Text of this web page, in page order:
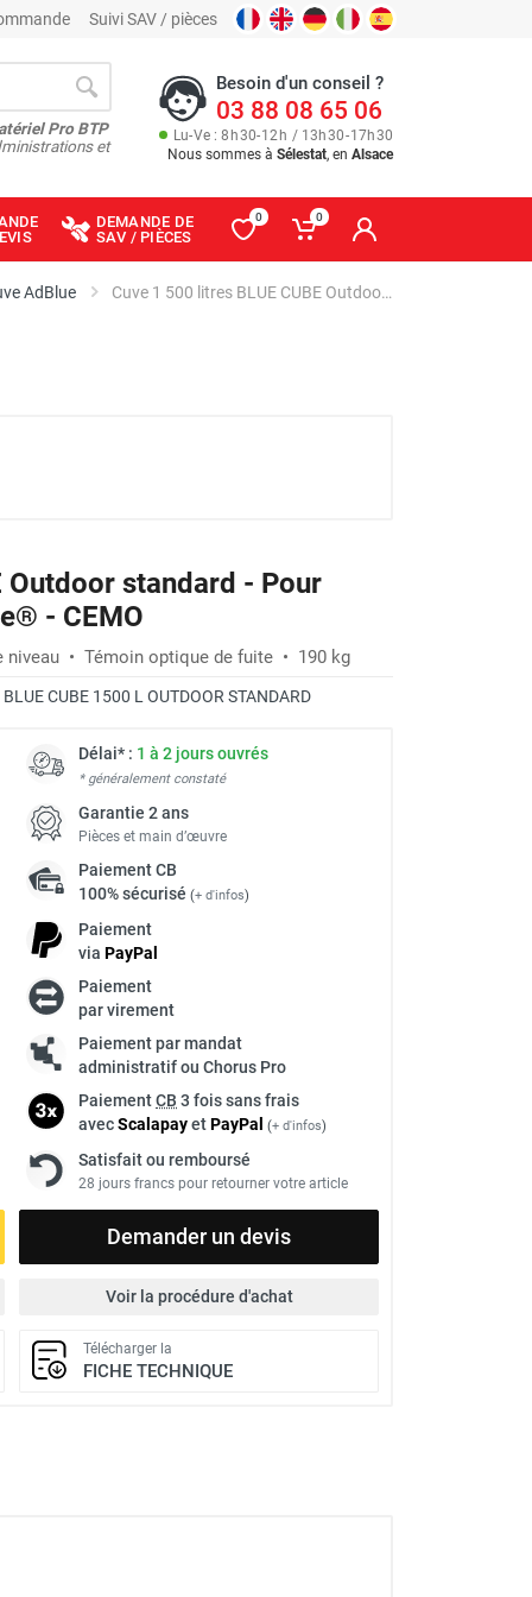
Suivi SAV / pièces
Pro BTP
et
Besoin d'un conseil ?
03 88 08 65 06
Lu-Ve : 8h30-12h / 13h30-17h30
Nous sommes à Sélestat, en Alsace
DEMANDE DE
SAV / PIÈCES
0 0
AdBlue Cuve 1 500 litres BLUE CUBE Outdoor standard - Pour Diesel, lubrifiant, fioul, AdBlue® - CEMO
Outdoor standard - Pour
- CEMO
• Témoin optique de fuite • 190 kg
BLUE CUBE 1500 L OUTDOOR STANDARD
Délai* : 1 à 2 jours ouvrés
* généralement constaté
Garantie 2 ans
Pièces et main d’œuvre
PaiementCB
100% sécurisé (+ d'infos)
Paiement
via PayPal
Paiement
par virement
Paiement par mandat
administratif ou Chorus Pro
PaiementCB 3 fois sans frais
avecScalapayetPayPal (+ d'infos)
Satisfait ou remboursé
28 jours francs pour retourner votre article
Demander un devis
Voir la procédure d'achat
Télécharger la
FICHE TECHNIQUE